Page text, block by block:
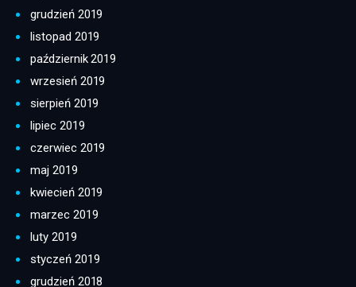
grudzień 2019
listopad 2019
październik 2019
wrzesień 2019
sierpień 2019
lipiec 2019
czerwiec 2019
maj 2019
kwiecień 2019
marzec 2019
luty 2019
styczeń 2019
grudzień 2018